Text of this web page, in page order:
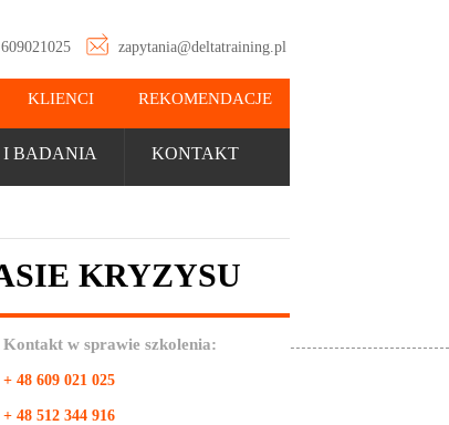
609021025 zapytania@deltatraining.pl
KLIENCI REKOMENDACJE
I BADANIA KONTAKT
KRYZYSU
Kontakt w sprawie szkolenia:
+ 48 609 021 025
+ 48 512 344 916